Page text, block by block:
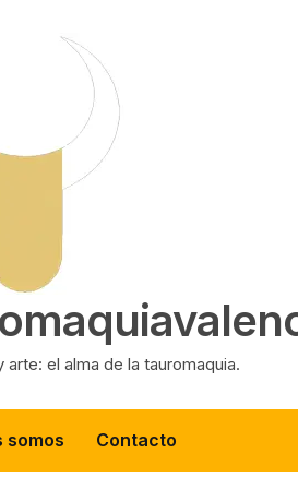
arte: el alma de la tauromaquia.
somos Contacto